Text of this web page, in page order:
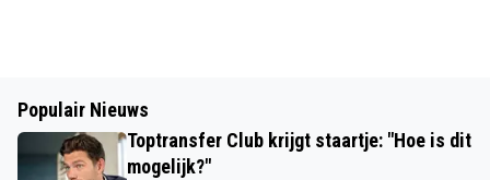
Populair Nieuws
Toptransfer Club krijgt staartje: "Hoe is dit
mogelijk?"